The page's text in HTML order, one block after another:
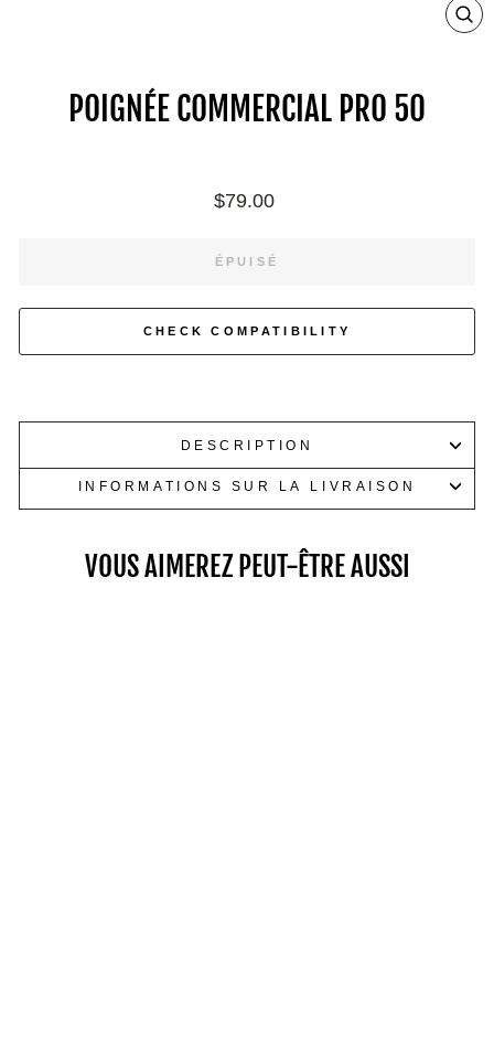
POIGNÉE COMMERCIAL PRO 50
Prix
$79.00
ÉPUISÉ
CHECK COMPATIBILITY
DESCRIPTION
INFORMATIONS SUR LA LIVRAISON
VOUS AIMEREZ PEUT-ÊTRE AUSSI